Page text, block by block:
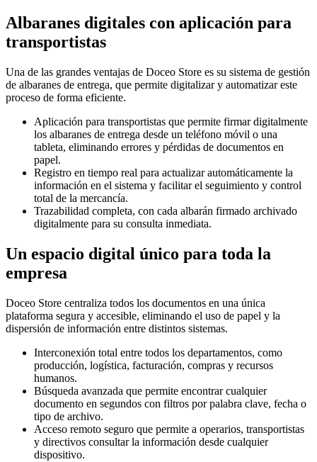
Albaranes digitales con aplicación para
transportistas
Una de las grandes ventajas de Doceo Store es su sistema de gestión
de albaranes de entrega, que permite digitalizar y automatizar este
proceso de forma eficiente.
Aplicación para transportistas que permite firmar digitalmente
los albaranes de entrega desde un teléfono móvil o una
tableta, eliminando errores y pérdidas de documentos en
papel.
Registro en tiempo real para actualizar automáticamente la
información en el sistema y facilitar el seguimiento y control
total de la mercancía.
Trazabilidad completa, con cada albarán firmado archivado
digitalmente para su consulta inmediata.
Un espacio digital único para toda la
empresa
Doceo Store centraliza todos los documentos en una única
plataforma segura y accesible, eliminando el uso de papel y la
dispersión de información entre distintos sistemas.
Interconexión total entre todos los departamentos, como
producción, logística, facturación, compras y recursos
humanos.
Búsqueda avanzada que permite encontrar cualquier
documento en segundos con filtros por palabra clave, fecha o
tipo de archivo.
Acceso remoto seguro que permite a operarios, transportistas
y directivos consultar la información desde cualquier
dispositivo.